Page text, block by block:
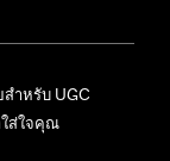
ำหรับ UGC
ใส่ใจคุณ